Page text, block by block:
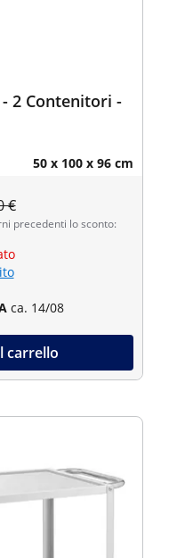
2 Contenitori -
50 x 100 x 96 cm
€
precedenti lo sconto:
ca. 14/08
carrello